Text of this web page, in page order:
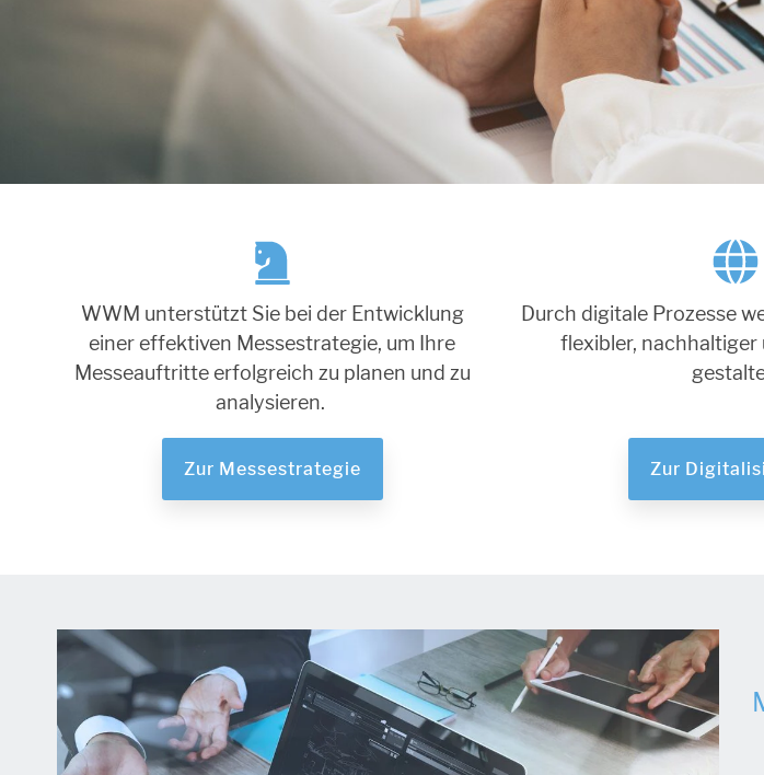
WWM unterstützt Sie bei der Entwicklung
einer effektiven Messestrategie, um Ihre
Messeauftritte erfolgreich zu planen und zu
analysieren.
Zur Messestrategie
Durch digitale Prozesse
flexibler, nachhaltiger
Zur